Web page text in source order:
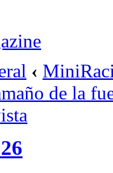
‹
de la